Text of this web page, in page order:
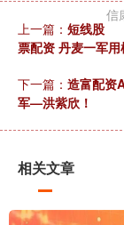
信
上一篇： 短线股
票配资 丹麦一军
下一篇： 造富配资
军—洪紫欣！
相关文章